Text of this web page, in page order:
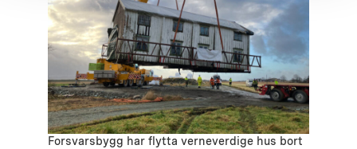
Forsvarsbygg har flytta verneverdige hus bort